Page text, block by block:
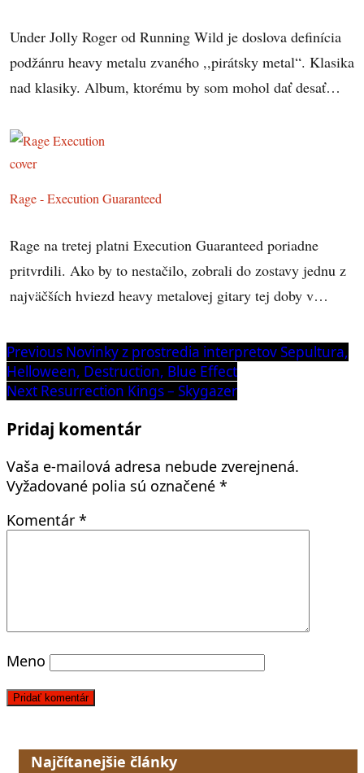
Under Jolly Roger od Running Wild je doslova definícia
podžánru heavy metalu zvaného ,,pirátsky metal“. Klasika
nad klasiky. Album, ktorému by som mohol dať desať…
Rage - Execution Guaranteed
Rage na tretej platni Execution Guaranteed poriadne
pritvrdili. Ako by to nestačilo, zobrali do zostavy jednu z
najväčších hviezd heavy metalovej gitary tej doby v…
Navigácia
v
článku
Previous Previous
post:
Novinky z prostredia interpretov Sepultura,
Helloween, Destruction, Blue Effect
Next Next
Resurrection Kings – Skygazer
Pridaj komentár
Vaša e-mailová adresa nebude zverejnená.
Vyžadované polia sú označené *
Komentár *
Meno
Najčítanejšie články